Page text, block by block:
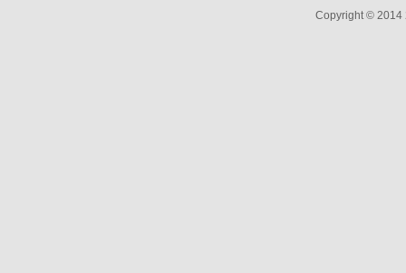
Copyright © 2014